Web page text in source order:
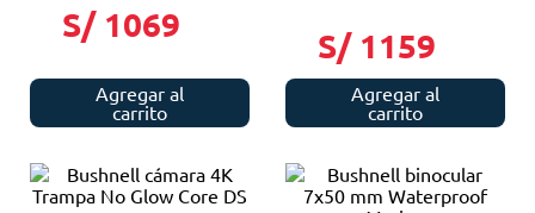
S/ 1069
Agregar al
carrito
S/ 1159
Agregar al
carrito